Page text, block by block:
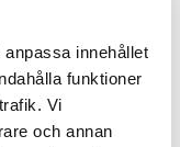
innehållet
funktioner
Vi
och annan
pronomen
enligt Åsa
henän män.
mer positiva